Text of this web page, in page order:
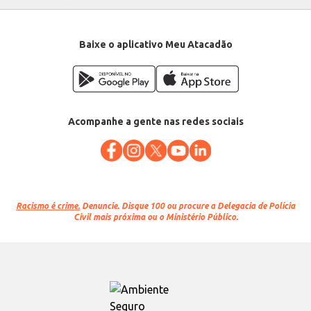
Baixe o aplicativo Meu Atacadão
Acompanhe a gente nas redes sociais
Racismo é crime. Denuncie. Disque 100 ou procure a Delegacia de Polícia
Civil mais próxima ou o Ministério Público.